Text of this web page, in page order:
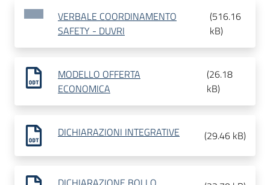
VERBALE COORDINAMENTO
SAFETY - DUVRI
(516.16
kB)
MODELLO OFFERTA
ECONOMICA
(26.18
kB)
DICHIARAZIONI INTEGRATIVE (29.46 kB)